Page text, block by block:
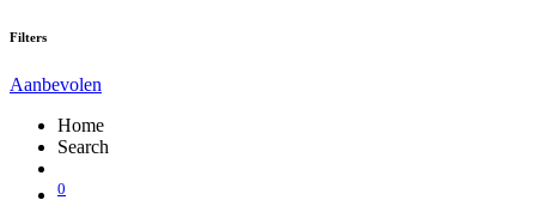
Filters
Aanbevolen
Home
Search
0